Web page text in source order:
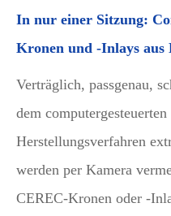
In nur einer Sitzung:
Kronen und -Inlays aus
Verträglich, passgenau,
dem
Herstellungsverfahren
werden per Kamera
CEREC-Kronen oder -